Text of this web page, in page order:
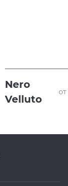
Nero
Velluto
от